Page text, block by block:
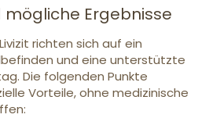
Ergebnisse
richten sich auf ein
und eine unterstützte
Die folgenden Punkte
Vorteile, ohne medizinische